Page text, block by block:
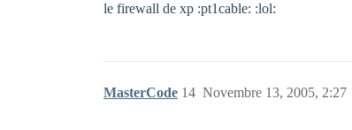
le firewall de xp :pt1cable: :lol:
MasterCode Novembre 13, 2005, 2:27
14